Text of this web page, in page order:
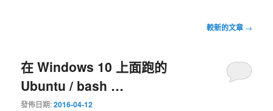
覽
較新的文章 →
在 Windows 10 上面跑的
Ubuntu / bash …
發佈日期:2016-04-12